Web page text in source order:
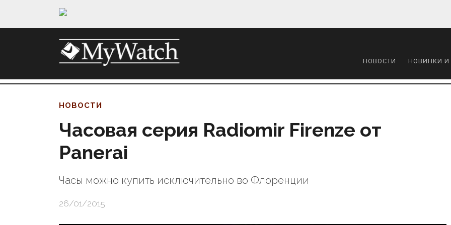
НОВОСТИ НОВИНКИ
НОВОСТИ
Часовая серия Radiomir Firenze от
Panerai
Часы можно купить исключительно во Флоренции
26/01/2015